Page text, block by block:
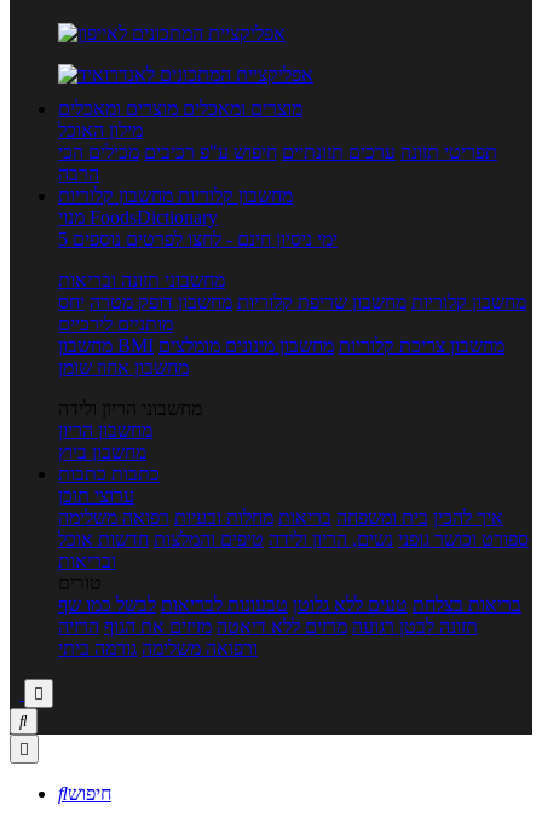
מוצרים ומאכלים מוצרים ומאכלים
מילון האוכל
תפריטי תזונה ערכים תזונתיים חיפוש ע"פ רכיבים מכילים הכי
הרבה
מחשבון קלוריות מחשבון קלוריות
מנוי FoodsDictionary
5 ימי ניסיון חינם - לחצו לפרטים נוספים
מחשבוני תזונה ובריאות
מחשבון קלוריות מחשבון שריפת קלוריות מחשבון דופק מטרה יחס
מותניים לירכיים
מחשבון BMI
מחשבון צריכת קלוריות מחשבון מינונים מומלצים
מחשבון אחוז שומן
מחשבוני הריון ולידה
מחשבון הריון
מחשבון ביוץ
כתבות כתבות
ערוצי תוכן
איך להכין בית ומשפחה בריאות מחלות ובעיות רפואה משלימה
ספורט וכושר גופני נשים, הריון ולידה טיפים והמלצות חדשות אוכל
ובריאות
טורים
בריאות בצלחת טעים ללא גלוטן טבעונות לבריאות לבשל כמו שף
תזונה לבטן רגועה מרזים ללא דיאטה מזיזים את הגוף הרזיה
ורפואה משלימה גורמה ביתי



חיפוש